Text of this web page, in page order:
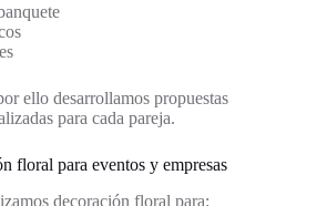
ello desarrollamos propuestas
para cada pareja.
floral para eventos y empresas
decoración floral para: